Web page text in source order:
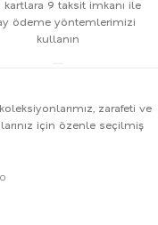
kartlara 9 taksit imkanı ile
ödeme yöntemlerimizi
kullanın
zarafeti ve
için özenle seçilmiş